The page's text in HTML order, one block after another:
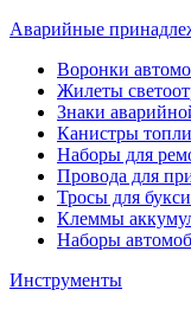
Аварийные
Воронки
Жилеты
Знаки
Канистры
Наборы для
Провода для
Тросы для
Клеммы
Наборы
Инструменты